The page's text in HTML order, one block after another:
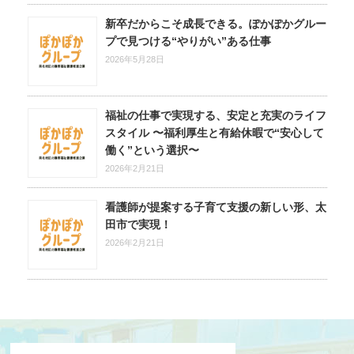
新卒だからこそ成長できる。ぽかぽかグルー
プで見つける“やりがい”ある仕事
2026年5月28日
福祉の仕事で実現する、安定と充実のライフ
スタイル 〜福利厚生と有給休暇で“安心して
働く”という選択〜
2026年2月21日
看護師が提案する子育て支援の新しい形、太
田市で実現！
2026年2月21日